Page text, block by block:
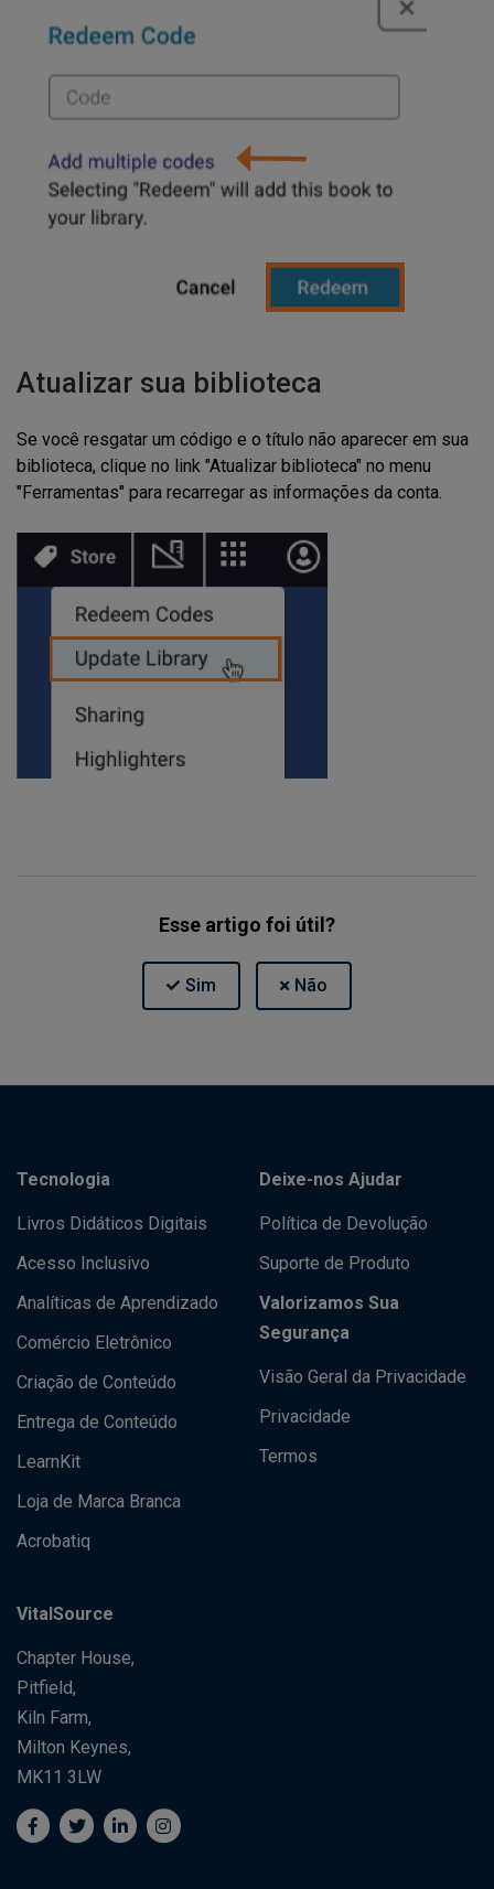
Atualizar sua biblioteca
Se você resgatar um código e o título não aparecer em sua
biblioteca, clique no link "Atualizar biblioteca" no menu
"Ferramentas" para recarregar as informações da conta.
Esse artigo foi útil?
Tecnologia
Livros Didáticos Digitais
Acesso Inclusivo
Analíticas de Aprendizado
Comércio Eletrônico
Criação de Conteúdo
Entrega de Conteúdo
LearnKit
Loja de Marca Branca
Acrobatiq
Deixe-nos Ajudar
Política de Devolução
Suporte de Produto
Valorizamos Sua
Segurança
Visão Geral da Privacidade
Privacidade
Termos
VitalSource
Chapter House,
Pitfield,
Kiln Farm,
Milton Keynes,
MK11 3LW